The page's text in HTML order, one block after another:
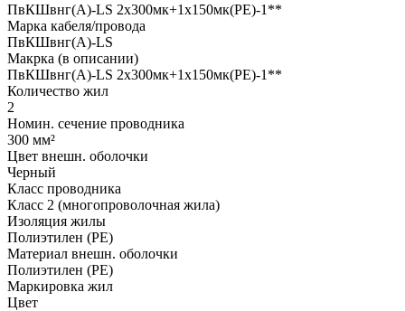
ПвКШвнг(A)-LS 2x300мк+1x150мк(PE)-1**
Марка кабеля/провода
ПвКШвнг(A)-LS
Макрка (в описании)
ПвКШвнг(A)-LS 2x300мк+1x150мк(PE)-1**
Количество жил
2
Номин. сечение проводника
300 мм²
Цвет внешн. оболочки
Черный
Класс проводника
Класс 2 (многопроволочная жила)
Изоляция жилы
Полиэтилен (PE)
Материал внешн. оболочки
Полиэтилен (PE)
Маркировка жил
Цвет